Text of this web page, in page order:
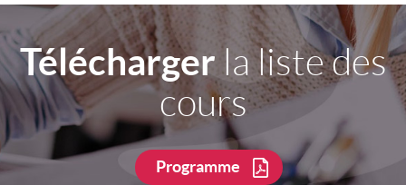
Téléchargerla liste des
cours
Programme